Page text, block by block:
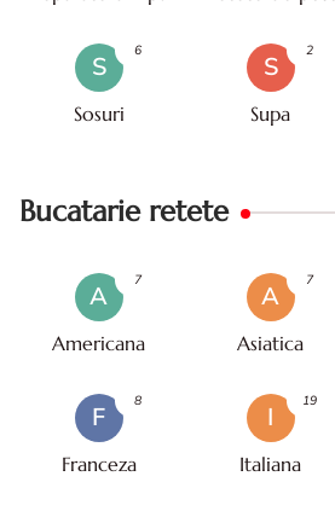
S
Sosuri
6
S
Supa
2
Bucatarie retete
A
Americana
7
A
Asiatica
7
F
Franceza
8
I
Italiana
19